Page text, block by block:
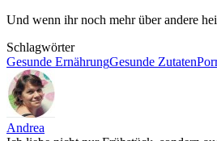
Und wenn ihr noch mehr über andere
Schlagwörter
Gesunde ErnährungGesunde Zutaten
Andrea